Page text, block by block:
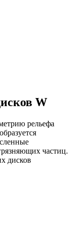
W
рельефа
частиц.
дисков